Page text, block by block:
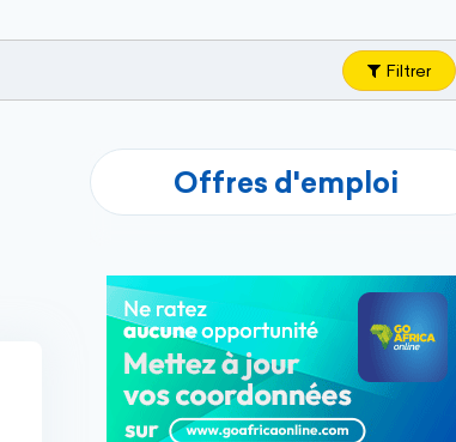
Filtrer
Offres d'emploi